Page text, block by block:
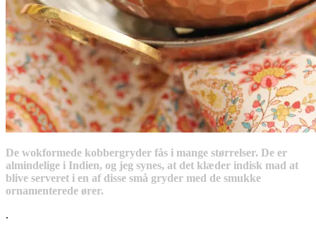
De wokformede kobbergryder fås i mange størrelser. De er
almindelige i Indien, og jeg synes, at det klæder indisk mad at
blive serveret i en af disse små gryder med de smukke
ornamenterede ører.
.